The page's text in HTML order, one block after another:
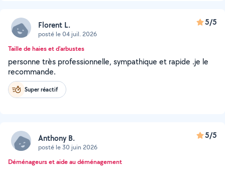
Florent L.
posté le 04 juil. 2026
5/5
Taille de haies et d'arbustes
personne très professionnelle, sympathique et rapide .je le
recommande.
Super réactif
Anthony B.
posté le 30 juin 2026
5/5
Déménageurs et aide au déménagement